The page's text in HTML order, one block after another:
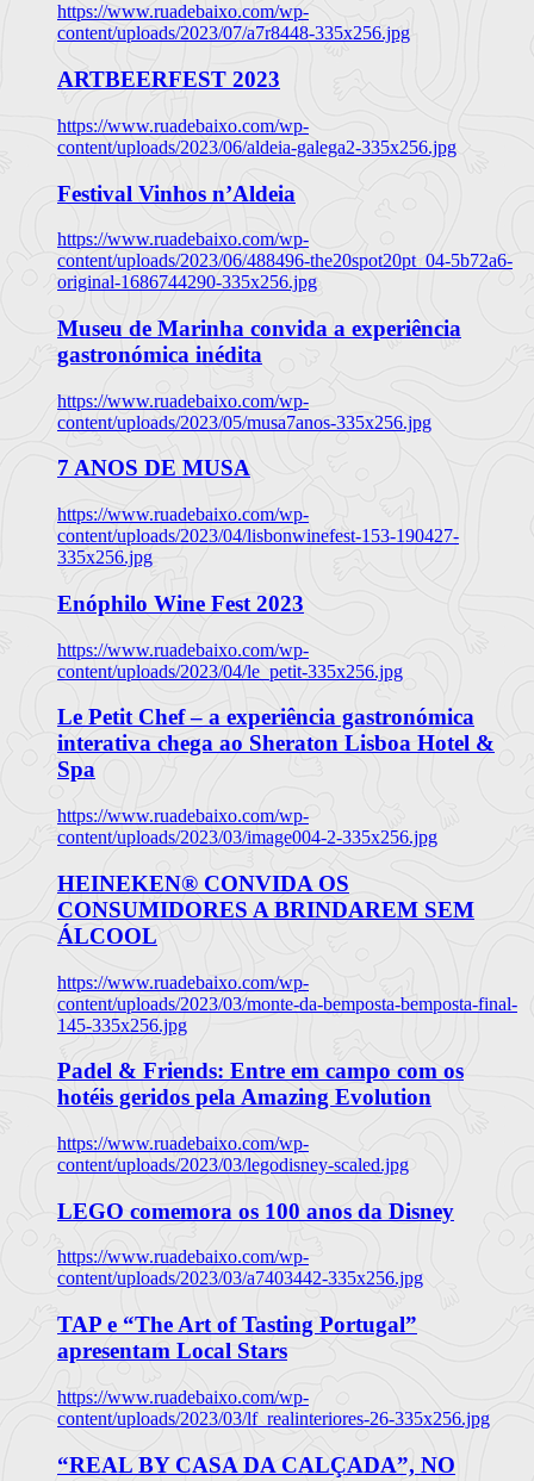
https://www.ruadebaixo.com/wp-
content/uploads/2023/07/a7r8448-335x256.jpg
ARTBEERFEST 2023
https://www.ruadebaixo.com/wp-
content/uploads/2023/06/aldeia-galega2-335x256.jpg
Festival Vinhos n’Aldeia
https://www.ruadebaixo.com/wp-
content/uploads/2023/06/488496-the20spot20pt_04-5b72a6-
original-1686744290-335x256.jpg
Museu de Marinha convida a experiência
gastronómica inédita
https://www.ruadebaixo.com/wp-
content/uploads/2023/05/musa7anos-335x256.jpg
7 ANOS DE MUSA
https://www.ruadebaixo.com/wp-
content/uploads/2023/04/lisbonwinefest-153-190427-
335x256.jpg
Enóphilo Wine Fest 2023
https://www.ruadebaixo.com/wp-
content/uploads/2023/04/le_petit-335x256.jpg
Le Petit Chef – a experiência gastronómica
interativa chega ao Sheraton Lisboa Hotel &
Spa
https://www.ruadebaixo.com/wp-
content/uploads/2023/03/image004-2-335x256.jpg
HEINEKEN® CONVIDA OS
CONSUMIDORES A BRINDAREM SEM
ÁLCOOL
https://www.ruadebaixo.com/wp-
content/uploads/2023/03/monte-da-bemposta-bemposta-final-
145-335x256.jpg
Padel & Friends: Entre em campo com os
hotéis geridos pela Amazing Evolution
https://www.ruadebaixo.com/wp-
content/uploads/2023/03/legodisney-scaled.jpg
LEGO comemora os 100 anos da Disney
https://www.ruadebaixo.com/wp-
content/uploads/2023/03/a7403442-335x256.jpg
TAP e “The Art of Tasting Portugal”
apresentam Local Stars
https://www.ruadebaixo.com/wp-
content/uploads/2023/03/lf_realinteriores-26-335x256.jpg
“REAL BY CASA DA CALÇADA”, NO